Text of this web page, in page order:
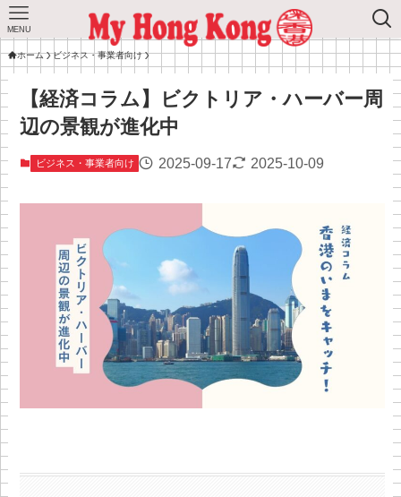
MENU
ホーム ビジネス・事業者向け
【経済コラム】ビクトリア・ハーバー周
辺の景観が進化中
ビジネス・事業者向け 2025-09-17 2025-10-09